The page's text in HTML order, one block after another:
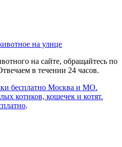
на улице
на сайте, обращайтесь по
в течении 24 часов.
бесплатно Москва и МО.
котиков, кошечек и котят.
.